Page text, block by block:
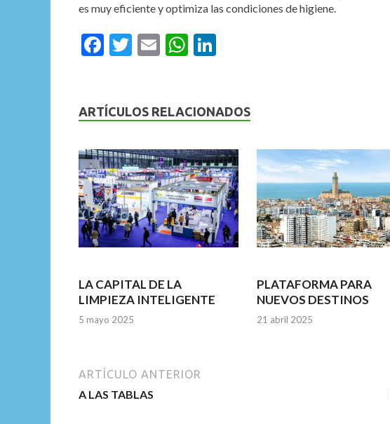
es muy eficiente y optimiza las condiciones de higiene.
F
b
o
k
T
er
E
l
W
s
p
p
dI
ARTÍCULOS RELACIONADOS
LA CAPITAL DE LA
LIMPIEZA INTELIGENTE
5 mayo 2025
PLATAFORMA PARA
NUEVOS DESTINOS
21 abril 2025
ARTÍCULO ANTERIOR
A LAS TABLAS